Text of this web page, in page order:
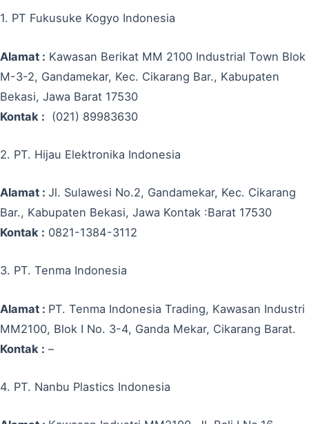
1. PT Fukusuke Kogyo Indonesia
Alamat : Kawasan Berikat MM 2100 Industrial Town Blok
M-3-2, Gandamekar, Kec. Cikarang Bar., Kabupaten
Bekasi, Jawa Barat 17530
Kontak : (021) 89983630
2. PT. Hijau Elektronika Indonesia
Alamat : Jl. Sulawesi No.2, Gandamekar, Kec. Cikarang
Bar., Kabupaten Bekasi, Jawa Kontak :Barat 17530
Kontak : 0821-1384-3112
3. PT. Tenma Indonesia
Alamat : PT. Tenma Indonesia Trading, Kawasan Industri
MM2100, Blok I No. 3-4, Ganda Mekar, Cikarang Barat.
Kontak : –
4. PT. Nanbu Plastics Indonesia